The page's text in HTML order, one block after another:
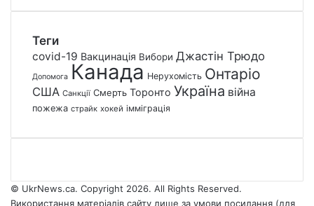
Теги
covid-19 Вакцинація Вибори Джастін Трюдо
Допомога Канада Нерухомість Онтаріо
США Санкції Смерть Торонто Україна війна
пожежа страйк хокей імміграція
© UkrNews.ca. Copyright 2026. All Rights Reserved.
Використання матеріалів сайту лише за умови посилання (для